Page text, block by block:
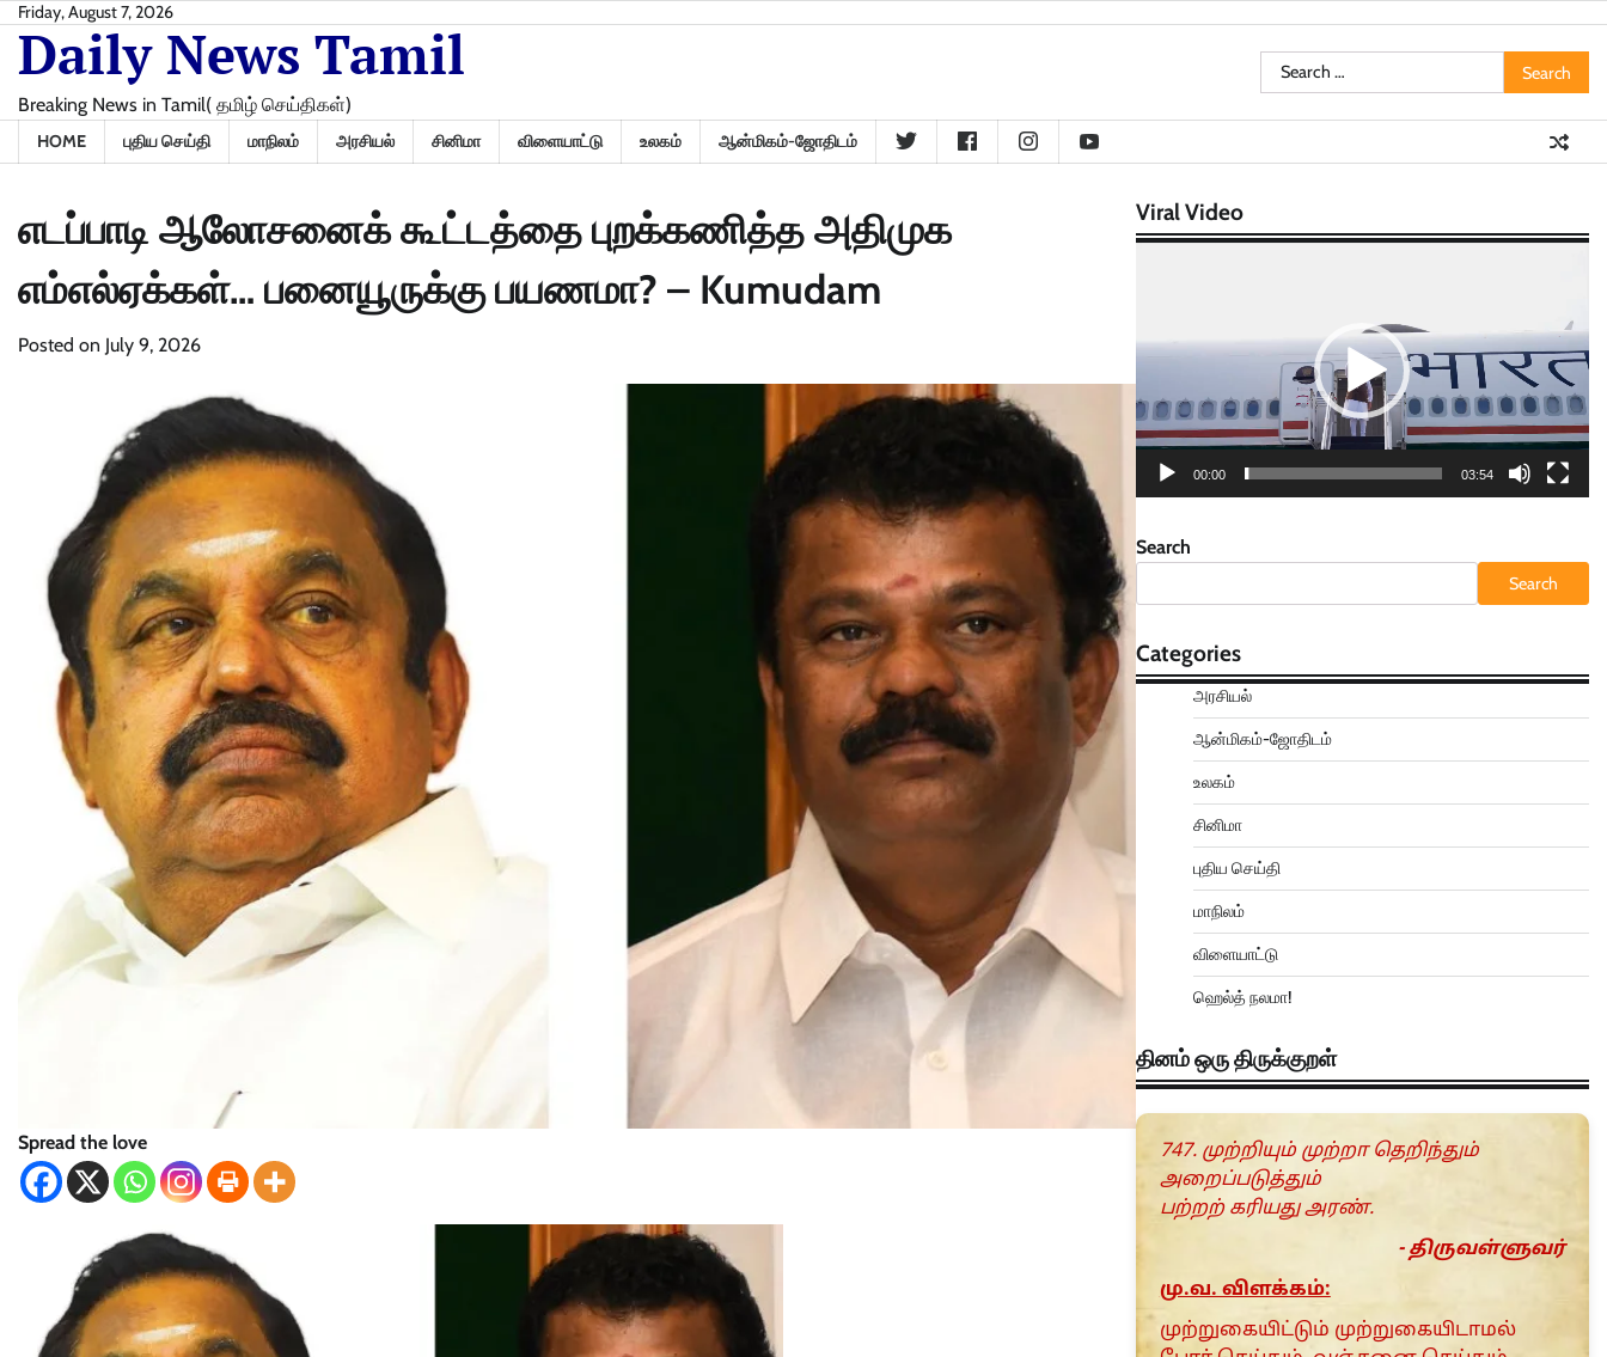
Skip
content
Friday, August 7, 2026
Daily News Tamil
Breaking News in Tamil( தமிழ் செய்திகள்)
Search
for:
HOME புதிய செய்தி மாநிலம் அரசியல் சினிமா விளையாட்டு உலகம் ஆன்மிகம்-ஜோதிடம்
எடப்பாடி ஆலோசனைக் கூட்டத்தை புறக்கணித்த அதிமுக
எம்எல்ஏக்கள்… பனையூருக்கு பயணமா? – Kumudam
Posted on July 9, 2026
Spread the love
Viral Video
00:00 03:54
Search
Search
Categories
அரசியல்
ஆன்மிகம்-ஜோதிடம்
உலகம்
சினிமா
புதிய செய்தி
மாநிலம்
விளையாட்டு
ஹெல்த் நலமா!
தினம் ஒரு திருக்குறள்
747. முற்றியும் முற்றா தெறிந்தும்
அறைப்படுத்தும்
பற்றற் கரியது அரண்.
- திருவள்ளுவர்
மு.வ. விளக்கம்:
முற்றுகையிட்டும் முற்றுகையிடாமல்